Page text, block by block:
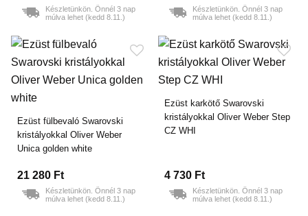
Készletünkön. Önnél 3 nap
múlva lehet (kedd 8.11.)
Készletünkön. Önnél 3 nap
múlva lehet (kedd 8.11.)
Ezüst fülbevaló Swarovski
kristályokkal Oliver Weber
Unica golden white
21 280 Ft
Készletünkön. Önnél 3 nap
múlva lehet (kedd 8.11.)
Ezüst karkötő Swarovski
kristályokkal Oliver Weber Step
CZ WHI
4 730 Ft
Készletünkön. Önnél 3 nap
múlva lehet (kedd 8.11.)